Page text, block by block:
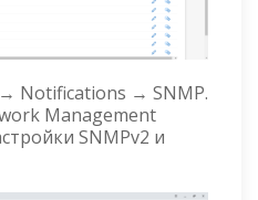
Notifications → SNMP.
Management
SNMPv2 и